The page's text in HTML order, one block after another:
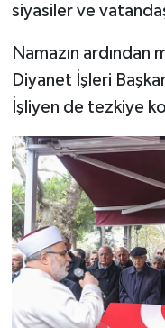
siyasiler ve
Namazın ardından
Diyanet İşleri
İşliyen de tezkiye
Denizli
Diyarbakır
Düzce
Edirne
Elazığ
Erzincan
Erzurum
Diyanet TV
İhtida Haberleri
YAŞAM